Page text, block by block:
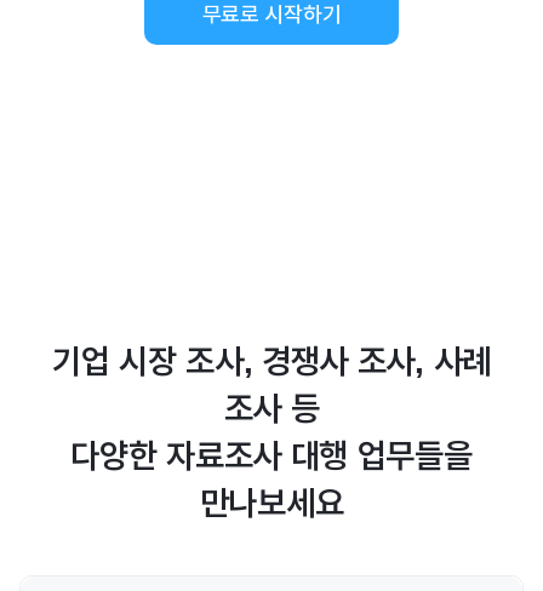
무료로 시작하기
기업 시장 조사, 경쟁사 조사, 사례
조사 등
다양한 자료조사 대행 업무들을
만나보세요